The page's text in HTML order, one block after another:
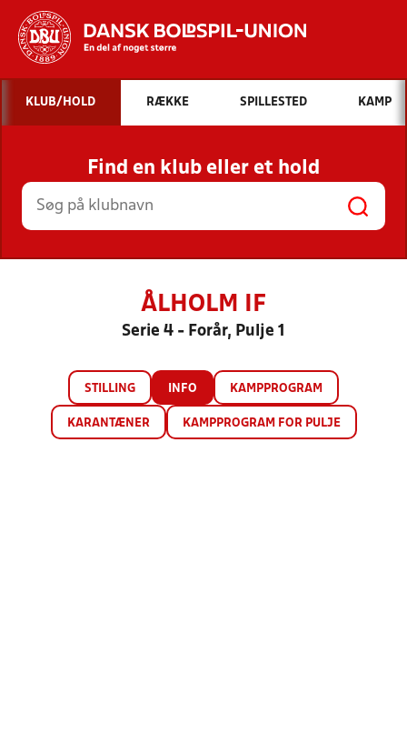
Hvad vil du søge efter?
INDHOLD OG NYHEDER
STILLINGER, RESULTATER, KLUBBER OG
HOLD
KLUB/HOLD RÆKKE SPILLESTED KAMP
Find en klub eller et hold
ÅLHOLM IF
Serie 4 - Forår, Pulje 1
STILLING INFO KAMPPROGRAM
KARANTÆNER KAMPPROGRAM FOR PULJE